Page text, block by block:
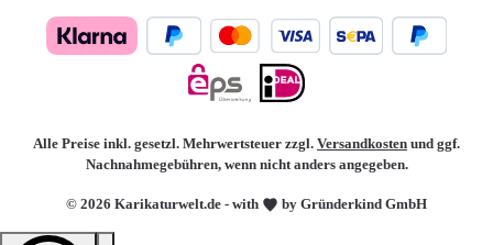
© 2026 Karikaturwelt.de - with by Gründerkind GmbH
Alle Preise inkl. gesetzl. Mehrwertsteuer zzgl. Versandkosten und ggf.
Nachnahmegebühren, wenn nicht anders angegeben.